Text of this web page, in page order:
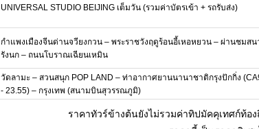
UNIVERSAL STUDIO BEIJING เต็มวัน (รวมค่าบัตรเข้า + รถรับส่ง)
กำแพงเมืองจีนด่านจวียงกวน – พระราชวังฤดูร้อนอี้เหอหยวน – ผ่านชมส
รังนก – ถนนโบราณเฉียนเหมิน
วัดลามะ – สวนสนุก POP LAND – ท่าอากาศยานนานาชาติกรุงปักกิ่ง
- 23.55) – กรุงเทพ (สนามบินสุวรรณภูมิ)
ราคาทัวร์ข้างต้นยังไม่รวมค่าทิปมัคคุเทศก์ท้